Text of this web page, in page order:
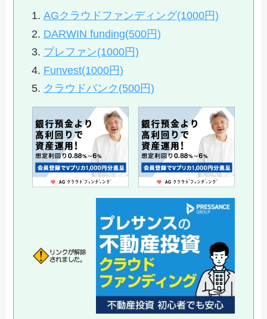
AGクラウドファンディング(1000円)
DARWIN funding(500円)
プレファン(1000円)
Funvest(1000円)
クラウドバンク(500円)